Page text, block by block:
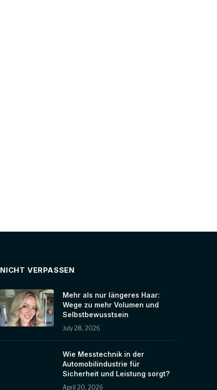
NICHT VERPASSEN
Mehr als nur längeres Haar:
Wege zu mehr Volumen und
Selbstbewusstsein
July 28, 2026
Wie Messtechnik in der
Automobilindustrie für
Sicherheit und Leistung sorgt?
April 20, 2026